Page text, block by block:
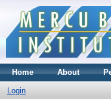
Home About
Login